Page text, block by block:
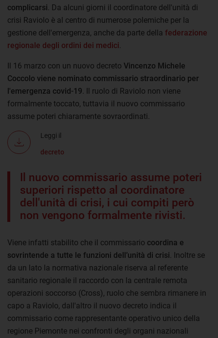
complicarsi . Da alcuni giorni il coordinatore dell'unità di
crisi Raviolo è al centro di numerose polemiche per la
gestione dell'emergenza, anche da parte della federazione
regionale degli ordini dei medici
Il 16 marzo con un nuovo decreto Vincenzo Michele
Coccolo viene nominato commissario straordinario per
l'emergenza covid-19 . Il ruolo di Raviolo non viene
formalmente toccato, tuttavia il nuovo commissario
assume poteri chiaramente sovraordinati.
Leggi il
decreto
Il nuovo commissario assume poteri
superiori rispetto al coordinatore
dell'unità di crisi, i cui compiti però
non vengono formalmente rivisti.
Viene infatti stabilito che il commissario coordina e
sovrintende a tutte le funzioni dell’unità di crisi . Inoltre se
da un lato la normativa nazionale riserva al referente
sanitario regionale il raccordo con la centrale remota
operazioni soccorso (Cross), ruolo che sembra rimanere in
capo a Raviolo, dall'altro il nuovo decreto indica il
commissario come rappresentante operativo unico della
regione Piemonte nei confronti degli organi nazionali